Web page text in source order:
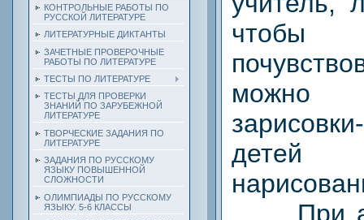
КОНТРОЛЬНЫЕ РАБОТЫ ПО
РУССКОЙ ЛИТЕРАТУРЕ
ЛИТЕРАТУРНЫЕ ДИКТАНТЫ
ЗАЧЕТНЫЕ ПРОВЕРОЧНЫЕ
РАБОТЫ ПО ЛИТЕРАТУРЕ
ТЕСТЫ ПО ЛИТЕРАТУРЕ
ТЕСТЫ ДЛЯ ПРОВЕРКИ
ЗНАНИЙ ПО ЗАРУБЕЖНОЙ
ЛИТЕРАТУРЕ
ТВОРЧЕСКИЕ ЗАДАНИЯ ПО
ЛИТЕРАТУРЕ
ЗАДАНИЯ ПО РУССКОМУ
ЯЗЫКУ ПОВЫШЕННОЙ
СЛОЖНОСТИ
ОЛИМПИАДЫ ПО РУССКОМУ
ЯЗЫКУ. 5-6 КЛАССЫ
чтобы
детей
При